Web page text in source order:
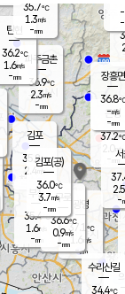
파주금촌
36.9℃
2.3m/s
-mm
탄현
36.2℃
1.6m/s
-mm
김포
35.8℃
2.4 m/s
mm
광명
37.1
℃
1.6 m/s
-mm
부천
35.4℃
1.6m/s
-mm
구로
36.6℃
0.9m/s
-mm
은평
37.2℃
2.0 m/s
- mm
수리산길
34.4℃
장흥면
36.8℃
-m/s
-mm
-
-
김포(공)
36.0℃
3.7m/s
-mm
2.5
-
35.7℃
1.3m/s
-mm